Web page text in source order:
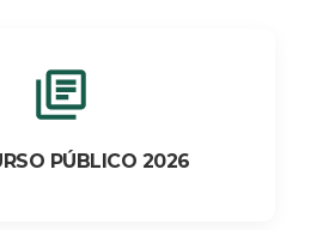
PÚBLICO 2026